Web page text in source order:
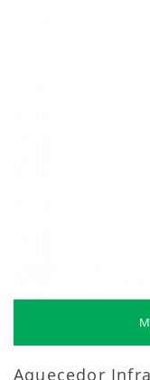
Aquecedor